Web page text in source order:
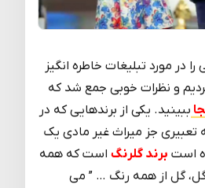
در مورد تبلیغات خاطره انگیز
و نظرات خوبی جمع شد که
ببینید. یکی از برندهایی که در
تعبیری جز میراث غیر مادی یک
است برند گلرنگ است که همه
گل، گل از همه رنگ … ” می